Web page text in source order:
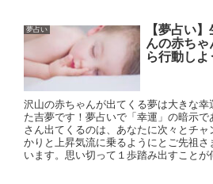
夢占い
【夢占い
んの赤ち
ら行動しよ
沢山の赤ちゃんが出てくる夢は大きな幸
た吉夢です！夢占いで「幸運」の暗示で
さん出てくるのは、あなたに次々とチャ
かりと上昇気流に乗るようにとご先祖さ
います。思い切って１歩踏み出すことが